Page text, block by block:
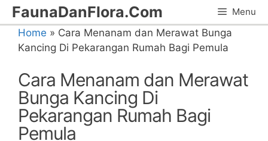
Skip
to
content
FaunaDanFlora.Com Menu
Home » Cara Menanam dan Merawat Bunga
Kancing Di Pekarangan Rumah Bagi Pemula
Cara Menanam dan Merawat
Bunga Kancing Di
Pekarangan Rumah Bagi
Pemula